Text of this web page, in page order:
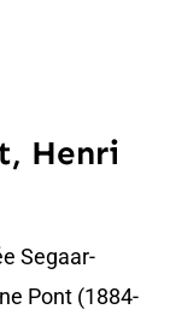
Henri
Segaar-
Pont (1884-